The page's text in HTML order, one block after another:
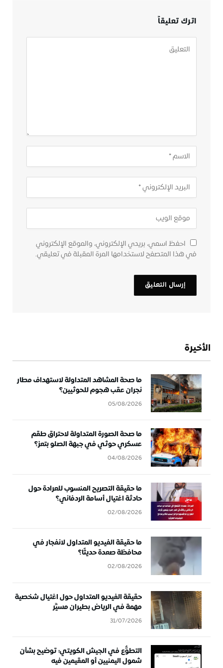
اترك تعليقاً
احفظ اسمي، بريدي الإلكتروني، والموقع الإلكتروني
في هذا المتصفح لاستخدامها المرة المقبلة في تعليقي.
الأخيرة
ما صحة المشاهد المتداولة لاستهداف مطار
نجران عقب هجوم للحوثيين؟
05/08/2026
ما صحة الصورة المتداولة لاحتراق طقم
عسكري حوثي في جبهة الصلو بتعز؟
04/08/2026
ما حقيقة التصريح المنسوب للعرادة حول
حادثة اغتيال أسامة الردفاني؟
02/08/2026
ما حقيقة الفيديو المتداول لانفجار في
محافظة صعدة حديثًا؟
02/08/2026
حقيقة الفيديو المتداول حول اغتيال شخصية
مهمة في الرياض بطيران مسيَّر
31/07/2026
التطوُّع في الجيش الكويتي: توضيح بشأن
شمول اليمنيين أو المقيمين فيه